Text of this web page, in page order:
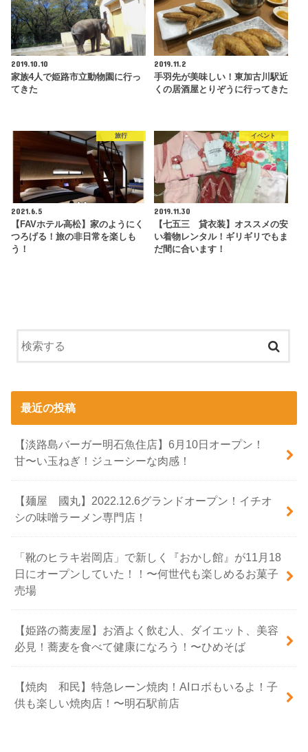
2019.10.10
家族4人で姫路市立動物園に行っ
てきた
2019.11.2
手羽先が美味しい！東加古川駅近
くの居酒屋とりぞうに行ってきた
旅行
2021.6.5
【FAVホテル高松】家のようにく
つろげる！旅の非日常を楽しも
う！
イベント
2019.11.30
【七五三 貸衣装】オススメの安
い着物レンタル！ギリギリでもま
だ間に合います！
最近の投稿
【淡路島バーガー明石魚住店】6月10日オープン！
甘〜い玉ねぎ！ジューシーな肉感！
【麺屋 國丸】2022.12.6グランドオープン！イチオ
シの味噌ラーメン専門店！
「靴のヒラキ岩岡店」で新しく『おかし館』が11月18
日にオープンしていた！！〜何世代も楽しめるお菓子
売場
【姫路の蕎麦屋】お酒よく飲む人、ダイエット、美容
必見！蕎麦を食べて健康になろう！〜ひめそば
【焼肉 和民】特急レーン焼肉！AIロボもいるよ！子
供も楽しい焼肉店！〜明石駅前店